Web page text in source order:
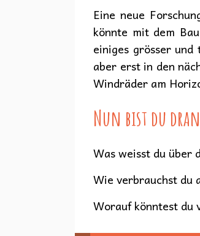
Eine neue
könnte mit dem
einiges grösser
aber erst in den
Windräder am
Nun bist du dran
Was weisst du über
Wie verbrauchst du
Worauf könntest du